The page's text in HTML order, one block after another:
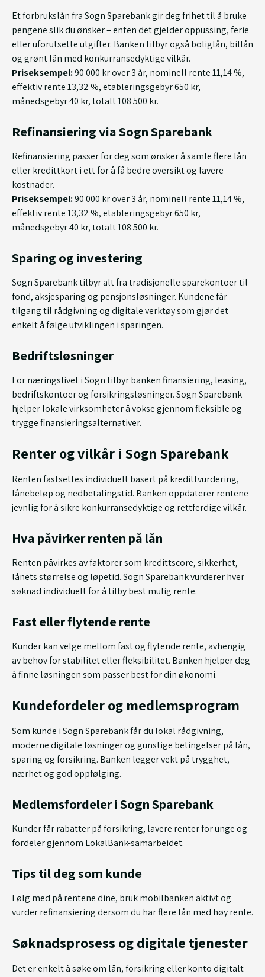
Et forbrukslån fra Sogn Sparebank gir deg frihet til å bruke
pengene slik du ønsker – enten det gjelder oppussing, ferie
eller uforutsette utgifter. Banken tilbyr også boliglån, billån
og grønt lån med konkurransedyktige vilkår.
Priseksempel:90 000 kr over 3 år, nominell rente 11,14 %,
effektiv rente 13,32 %, etableringsgebyr 650 kr,
månedsgebyr 40 kr, totalt 108 500 kr.
Refinansiering via Sogn Sparebank
Refinansiering passer for deg som ønsker å samle flere lån
eller kredittkort i ett for å få bedre oversikt og lavere
kostnader.
Priseksempel:90 000 kr over 3 år, nominell rente 11,14 %,
effektiv rente 13,32 %, etableringsgebyr 650 kr,
månedsgebyr 40 kr, totalt 108 500 kr.
Sparing og investering
Sogn Sparebank tilbyr alt fra tradisjonelle sparekontoer til
fond, aksjesparing og pensjonsløsninger. Kundene får
tilgang til rådgivning og digitale verktøy som gjør det
enkelt å følge utviklingen i sparingen.
Bedriftsløsninger
For næringslivet i Sogn tilbyr banken finansiering, leasing,
bedriftskontoer og forsikringsløsninger. Sogn Sparebank
hjelper lokale virksomheter å vokse gjennom fleksible og
trygge finansieringsalternativer.
Renter og vilkår i Sogn Sparebank
Renten fastsettes individuelt basert på kredittvurdering,
lånebeløp og nedbetalingstid. Banken oppdaterer rentene
jevnlig for å sikre konkurransedyktige og rettferdige vilkår.
Hva påvirker renten på lån
Renten påvirkes av faktorer som kredittscore, sikkerhet,
lånets størrelse og løpetid. Sogn Sparebank vurderer hver
søknad individuelt for å tilby best mulig rente.
Fast eller flytende rente
Kunder kan velge mellom fast og flytende rente, avhengig
av behov for stabilitet eller fleksibilitet. Banken hjelper deg
å finne løsningen som passer best for din økonomi.
Kundefordeler og medlemsprogram
Som kunde i Sogn Sparebank får du lokal rådgivning,
moderne digitale løsninger og gunstige betingelser på lån,
sparing og forsikring. Banken legger vekt på trygghet,
nærhet og god oppfølging.
Medlemsfordeler i Sogn Sparebank
Kunder får rabatter på forsikring, lavere renter for unge og
fordeler gjennom LokalBank-samarbeidet.
Tips til deg som kunde
Følg med på rentene dine, bruk mobilbanken aktivt og
vurder refinansiering dersom du har flere lån med høy rente.
Søknadsprosess og digitale tjenester
Det er enkelt å søke om lån, forsikring eller konto digitalt